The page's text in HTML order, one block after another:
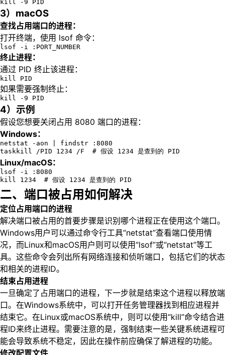
kill -9 PID
3）macOS
查找占用端口的进程：
打开终端，使用 lsof 命令：
lsof -i :PORT_NUMBER
终止进程：
通过 PID 终止该进程：
kill PID
如果需要强制终止：
kill -9 PID
4）示例
假设您想要关闭占用 8080 端口的进程：
Windows：
netstat -aon | findstr :8080
taskkill /PID 1234 /F  # 假设 1234 是查到的 PID
Linux/macOS：
lsof -i :8080
kill 1234  # 假设 1234 是查到的 PID
二、端口被占用如何解决
定位占用端口的进程
解决端口被占用的首要步骤是识别哪个进程正在使用这个端口。
Windows用户可以通过命令行工具“netstat”查看端口使用情
况，而Linux和macOS用户则可以使用“lsof”或“netstat”等工
具。这些命令会列出所有网络连接和侦听端口，包括它们的状态
和相关的进程ID。
结束占用进程
一旦确定了占用端口的进程，下一步就是结束这个进程以释放端
口。在Windows系统中，可以打开任务管理器找到相应进程并
结束它。在Linux或macOS系统中，则可以使用“kill”命令结合进
程ID来终止进程。需要注意的是，强制结束一些关键系统进程可
能会导致系统不稳定，因此在操作前应确保了解进程的功能。
修改配置文件